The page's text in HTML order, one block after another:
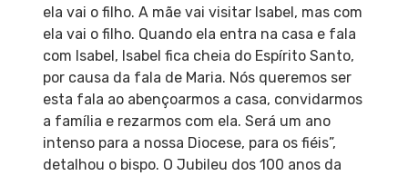
ela vai o filho. A mãe vai visitar Isabel, mas com
ela vai o filho. Quando ela entra na casa e fala
com Isabel, Isabel fica cheia do Espírito Santo,
por causa da fala de Maria. Nós queremos ser
esta fala ao abençoarmos a casa, convidarmos
a família e rezarmos com ela. Será um ano
intenso para a nossa Diocese, para os fiéis”,
detalhou o bispo. O Jubileu dos 100 anos da